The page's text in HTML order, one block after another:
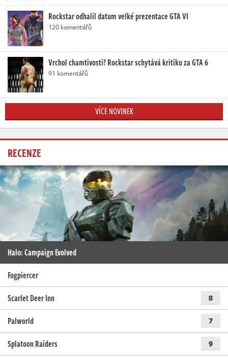
Rockstar odhalil datum velké prezentace GTA VI
120 komentářů
Vrchol chamtivosti? Rockstar schytává kritiku za GTA 6
91 komentářů
VÍCE NOVINEK
RECENZE
Halo: Campaign Evolved
Fogpiercer
Scarlet Deer Inn
8
Palworld 7
Splatoon Raiders 9